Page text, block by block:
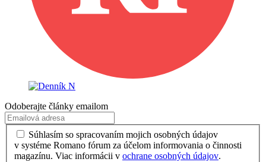
Odoberajte články emailom
Súhlasím so spracovaním mojich osobných údajov
v systéme Romano fórum za účelom informovania o činnosti
magazínu. Viac informácii v ochrane osobných údajov.